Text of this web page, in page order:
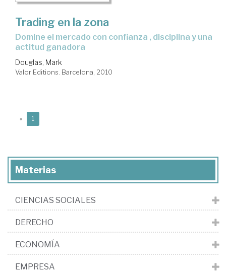
Trading en la zona
domine el mercado con confianza , disciplina y una
actitud ganadora
Douglas, Mark
Valor Editions. Barcelona, 2010
« 1
Materias
CIENCIAS SOCIALES
DERECHO
ECONOMÍA
EMPRESA